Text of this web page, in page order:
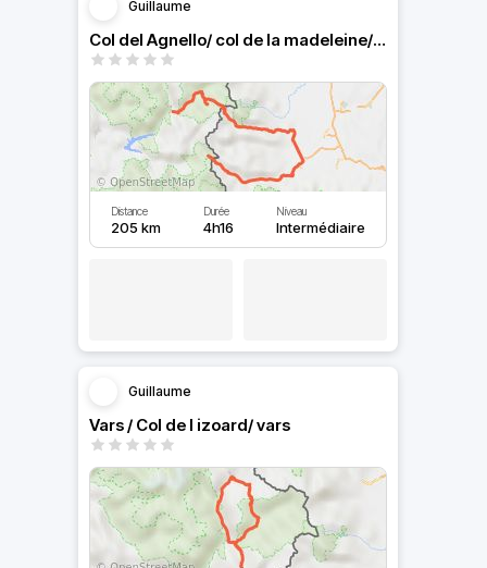
Guillaume
Col del Agnello/ col de la madeleine/ col de Vars
Distance
205 km
Durée
4h16
Niveau
Intermédiaire
Guillaume
Vars / Col de l izoard/ vars